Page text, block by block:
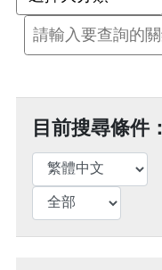
目前搜尋條件：